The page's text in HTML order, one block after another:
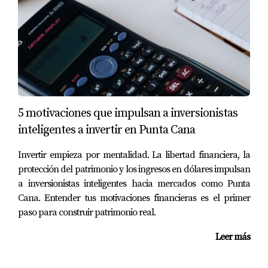
Un desarrollador cambia de planes y abandona un
proyecto sin cláusulas que protejan la devolución
de pagos.
El terreno no estaba libre de gravámenes, lo que
bloquea la titulación a nombre del comprador.
Permisos de construcción nunca fueron aprobados,
por lo que el proyecto se paraliza y pierde valor.
Cómo prevenir pérdidas al invertir
en planos
Un inversionista inteligente siempre realiza una serie de
verificaciones y protege su inversión con apoyo
profesional. Estas son las medidas más eficaces:
Verificar la titularidad del terreno
Comprobar permisos de construcción y uso de
5 motivaciones que impulsan a inversionistas
inteligentes a invertir en Punta Cana
Invertir empieza por mentalidad. La libertad financiera, la
protección del patrimonio y los ingresos en dólares impulsan
a inversionistas inteligentes hacia mercados como Punta
Cana. Entender tus motivaciones financieras es el primer
paso para construir patrimonio real.
Leer más